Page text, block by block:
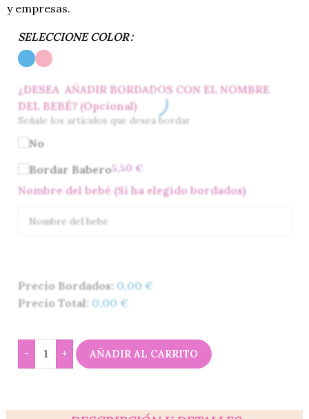
y empresas.
SELECCIONE COLOR
¿DESEA AÑADIR BORDADOS CON EL NOMBRE
DEL BEBÉ? (Opcional)
Señale los artículos que desea bordar
No
Bordar Babero5,50 €
Nombre del bebé (Si ha elegido bordados)
Precio Bordados: 0,00 €
Precio Total: 0,00 €
- + AÑADIR AL CARRITO